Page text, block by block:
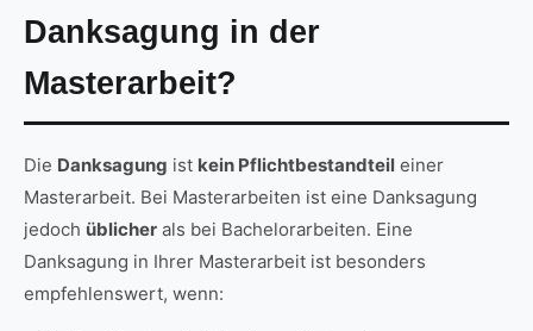
Danksagung in der
Masterarbeit?
Die Danksagung ist kein Pflichtbestandteil einer
Masterarbeit. Bei Masterarbeiten ist eine Danksagung
jedoch üblicher als bei Bachelorarbeiten. Eine
Danksagung in Ihrer Masterarbeit ist besonders
empfehlenswert, wenn: